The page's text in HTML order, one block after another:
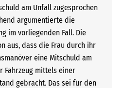
am Unfall zugesprochen
argumentierte die
im vorliegenden Fall. Die
aus, dass die Frau durch ihr
eine Mitschuld am
Fahrzeug mittels einer
gebracht. Das sei für den